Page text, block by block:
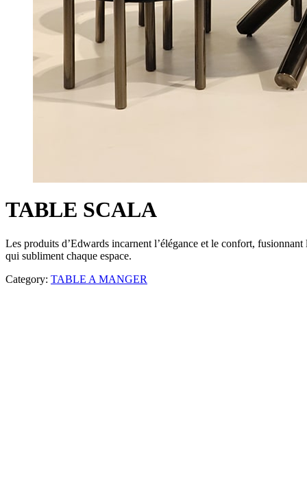
TABLE SCALA
Les produits d’Edwards incarnent l’élégance et le confort,
qui subliment chaque espace.
Category: TABLE A MANGER